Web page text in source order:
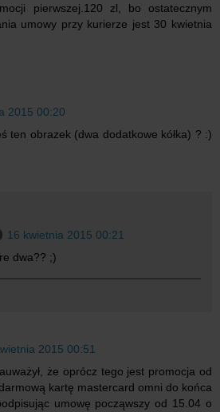
pierwszej.120 zl, bo ostatecznym
umowy przy kurierze jest 30 kwietnia
2015 00:20
ten obrazek (dwa dodatkowe kółka) ? :)
16 kwietnia 2015 00:21
dwa?? ;)
2015 00:51
że oprócz tego jest promocja od
kartę mastercard omni do końca
umowę począwszy od 15.04 o